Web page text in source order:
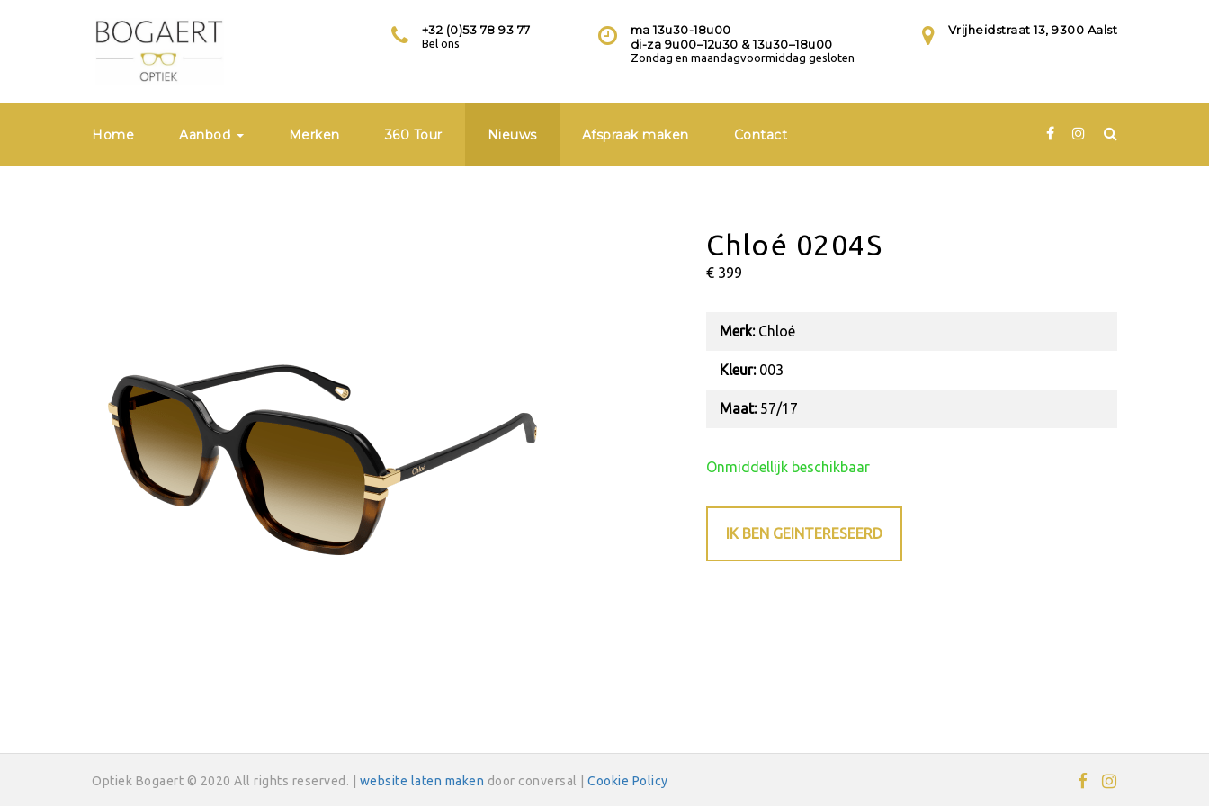
Vrijheidstraat 13, 9300 Aalst
ma 13u30-18u00
di-za 9u00–12u30 & 13u30–18u00
Zondag en maandagvoormiddag gesloten
+32 (0)53 78 93 77
Bel ons
Home Aanbod Merken 360 Tour Nieuws Afspraak maken Contact
Chloé 0204S
€ 399
Merk:Chloé
Kleur:003
Maat:57/17
Onmiddellijk beschikbaar
IK BEN GEINTERESEERD
Optiek Bogaert © 2020 All rights reserved. | website laten maken door conversal | Cookie Policy